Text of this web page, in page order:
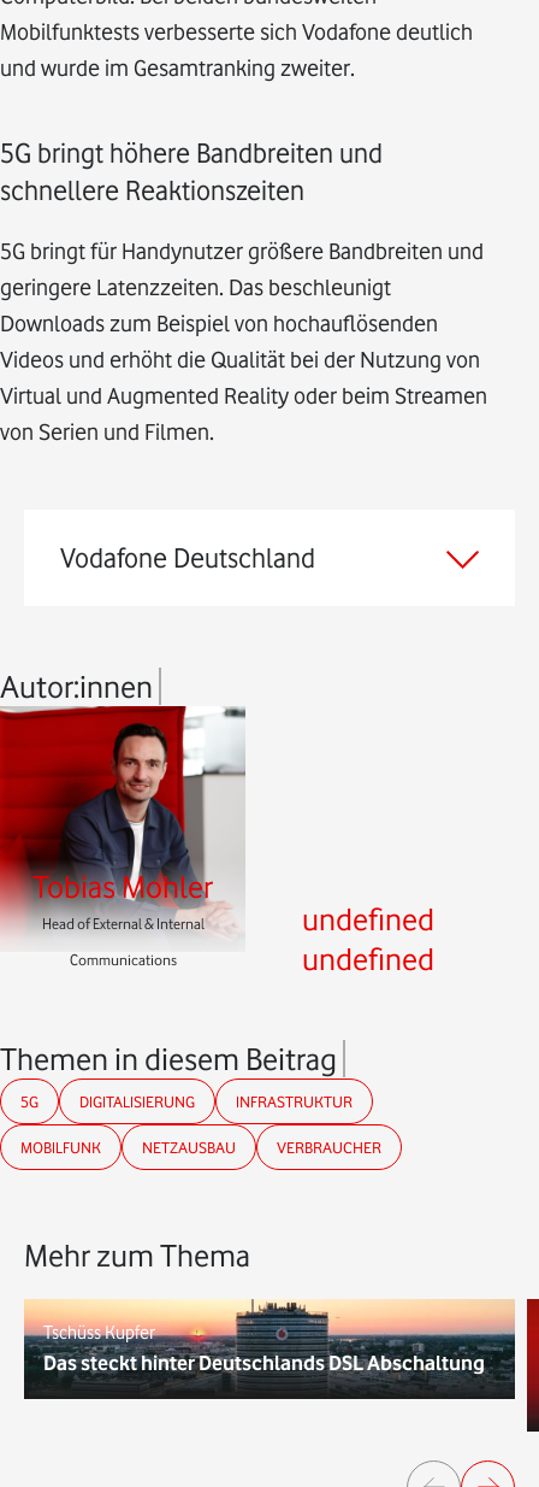
Mobilfunktests verbesserte sich Vodafone deutlich
und wurde im Gesamtranking zweiter.
5G bringt höhere Bandbreiten und
schnellere Reaktionszeiten
5G bringt für Handynutzer größere Bandbreiten und
geringere Latenzzeiten. Das beschleunigt
Downloads zum Beispiel von hochauflösenden
Videos und erhöht die Qualität bei der Nutzung von
Virtual und Augmented Reality oder beim Streamen
von Serien und Filmen.
Vodafone Deutschland
Autor:innen
Tobias Mohler
Head of External & Internal
Communications
undefined
undefined
Themen in diesem Beitrag
5G DIGITALISIERUNG INFRASTRUKTUR
MOBILFUNK NETZAUSBAU VERBRAUCHER
Mehr zum Thema
Tschüss Kupfer
Das steckt hinter Deutschlands DSL Abschaltung